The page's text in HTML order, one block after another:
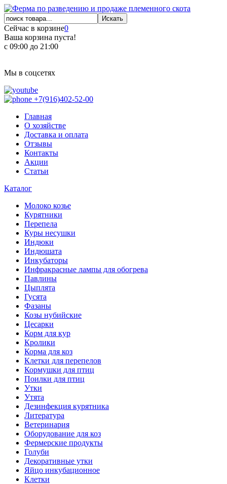
Сейчас в корзине0
Ваша корзина пуста!
с 09:00 до 21:00
Мы в соцсетях
+7(916)402-52-00
Главная
О хозяйстве
Доставка и оплата
Отзывы
Контакты
Акции
Статьи
Каталог
Молоко козье
Курятники
Перепела
Куры несушки
Индюки
Индюшата
Инкубаторы
Инфракрасные лампы для обогрева
Павлины
Цыплята
Гусята
Фазаны
Козы нубийские
Цесарки
Корм для кур
Кролики
Корма для коз
Клетки для перепелов
Кормушки для птиц
Поилки для птиц
Утки
Утята
Дезинфекция курятника
Литература
Ветеринария
Оборудование для коз
Фермерские продукты
Голуби
Декоративные утки
Яйцо инкубационное
Клетки